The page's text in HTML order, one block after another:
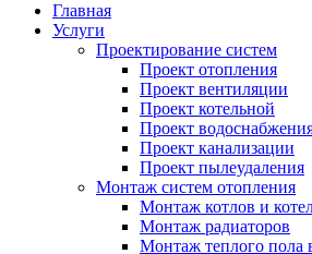
Главная
Услуги
Проектирование систем
Проект отопления
Проект вентиляции
Проект котельной
Проект
Проект канализации
Проект пылеудаления
Монтаж систем отопления
Монтаж котлов и
Монтаж радиаторов
Монтаж теплого пола